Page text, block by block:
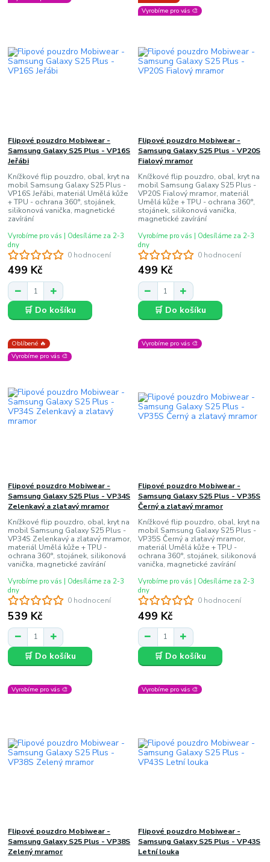
0 hodnocení
Flipové pouzdro Mobiwear -
Samsung Galaxy S25 Plus - VP16S
Jeřábi
Knížkové flip pouzdro, obal, kryt na
mobil Samsung Galaxy S25 Plus -
VP16S Jeřábi, materiál Umělá kůže
+ TPU - ochrana 360°, stojánek,
silikonová vanička, magnetické
zavírání
499 Kč
Vyrobíme pro vás | Odesíláme za 2-3
dny
🛒 Do košíku
Vyrobíme pro vás 🎨
0 hodnocení
Flipové pouzdro Mobiwear -
Samsung Galaxy S25 Plus - VP20S
Fialový mramor
Knížkové flip pouzdro, obal, kryt na
mobil Samsung Galaxy S25 Plus -
VP20S Fialový mramor, materiál
Umělá kůže + TPU - ochrana 360°,
stojánek, silikonová vanička,
magnetické zavírání
499 Kč
Vyrobíme pro vás | Odesíláme za 2-3
dny
🛒 Do košíku
Oblíbené 🔥
Vyrobíme pro vás 🎨
0 hodnocení
Flipové pouzdro Mobiwear -
Samsung Galaxy S25 Plus - VP34S
Zelenkavý a zlatavý mramor
Knížkové flip pouzdro, obal, kryt na
mobil Samsung Galaxy S25 Plus -
VP34S Zelenkavý a zlatavý mramor,
materiál Umělá kůže + TPU -
ochrana 360°, stojánek, silikonová
vanička, magnetické zavírání
539 Kč
Vyrobíme pro vás | Odesíláme za 2-3
dny
🛒 Do košíku
Vyrobíme pro vás 🎨
0 hodnocení
Flipové pouzdro Mobiwear -
Samsung Galaxy S25 Plus - VP35S
Černý a zlatavý mramor
Knížkové flip pouzdro, obal, kryt na
mobil Samsung Galaxy S25 Plus -
VP35S Černý a zlatavý mramor,
materiál Umělá kůže + TPU -
ochrana 360°, stojánek, silikonová
vanička, magnetické zavírání
499 Kč
Vyrobíme pro vás | Odesíláme za 2-3
dny
🛒 Do košíku
Vyrobíme pro vás 🎨
Flipové pouzdro Mobiwear -
Samsung Galaxy S25 Plus - VP38S
Zelený mramor
Vyrobíme pro vás 🎨
Flipové pouzdro Mobiwear -
Samsung Galaxy S25 Plus - VP43S
Letní louka